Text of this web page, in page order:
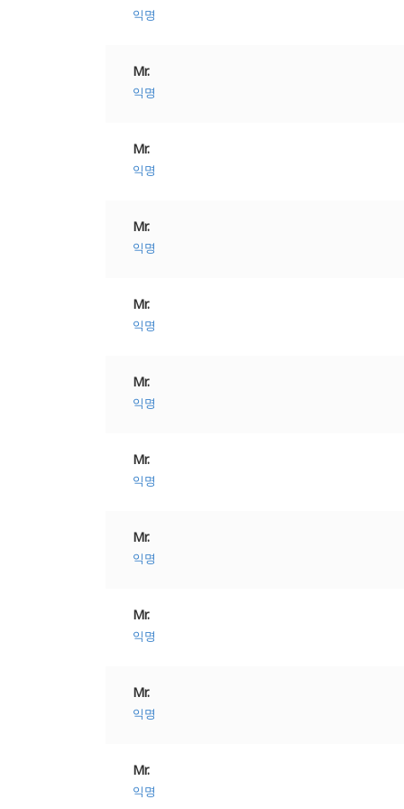
익명
Mr.
익명
Mr.
익명
Mr.
익명
Mr.
익명
Mr.
익명
Mr.
익명
Mr.
익명
Mr.
익명
Mr.
익명
Mr.
익명